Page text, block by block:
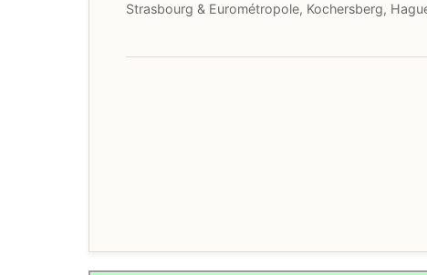
Strasbourg & Eurométropole, Kochersberg,